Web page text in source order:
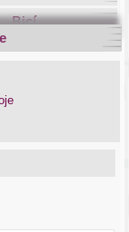
Bicí
Dechy